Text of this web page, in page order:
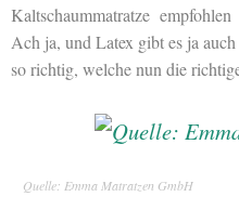
Kaltschaummatratze
Ach ja, und Latex gibt es ja
so richtig, welche nun die
Quelle: Emma Matratzen GmbH